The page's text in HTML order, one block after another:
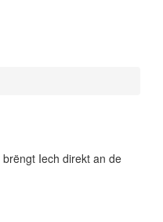
Iech direkt an de